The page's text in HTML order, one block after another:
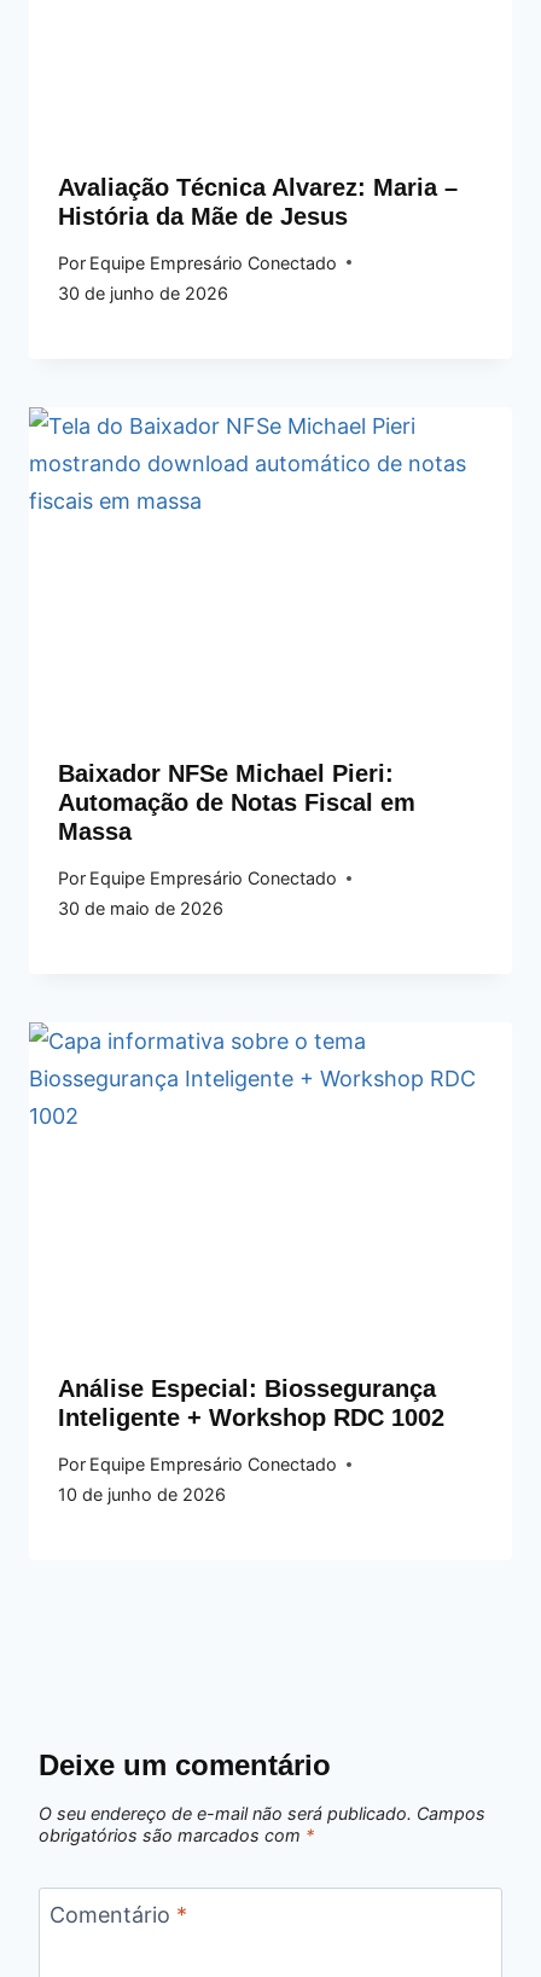
Avaliação Técnica Alvarez: Maria –
História da Mãe de Jesus
Por Equipe Empresário Conectado
30 de junho de 2026
Baixador NFSe Michael Pieri:
Automação de Notas Fiscal em
Massa
Por Equipe Empresário Conectado
30 de maio de 2026
Análise Especial: Biossegurança
Inteligente + Workshop RDC 1002
Por Equipe Empresário Conectado
10 de junho de 2026
Deixe um comentário
O seu endereço de e-mail não será publicado. Campos
obrigatórios são marcados com *
Comentário *